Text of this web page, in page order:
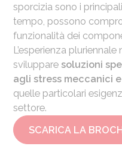
sporcizia sono i
tempo, possono
funzionalità dei
L’esperienza
sviluppare soluzioni
agli stress meccanici
quelle particolari
settore.
SCARICA LA